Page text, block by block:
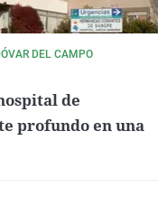
DEL CAMPO
de
profundo en una